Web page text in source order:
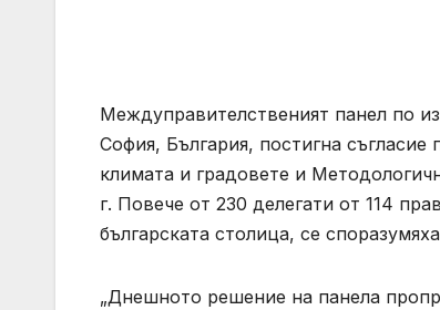
Междуправителственият панел по
София, България, постигна
климата и градовете и
г. Повече от 230 делегати от 114
българската столица, се
„Днешното решение на панела